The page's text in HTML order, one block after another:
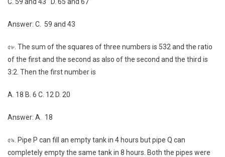
Answer: C. 59 and 43
৫৮. The sum of the squares of three numbers is 532 and the ratio
of the first and the second as also of the second and the third is
3:2. Then the first number is
A. 18 B. 6 C. 12 D. 20
Answer: A. 18
৫৯. Pipe P can fill an empty tank in 4 hours but pipe Q can
completely empty the same tank in 8 hours. Both the pipes were